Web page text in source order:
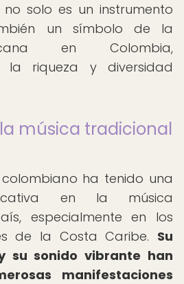
solo es un instrumento
un símbolo de la
en Colombia,
la riqueza y diversidad
música tradicional
ha tenido una
en la música
especialmente en los
de la Costa Caribe. Su
su sonido vibrante han
manifestaciones